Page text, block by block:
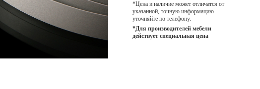
*Цена и наличие может отличатся от
указанной, точную информацию
уточняйте по телефону.
*Для производителей мебели
действует специальная цена